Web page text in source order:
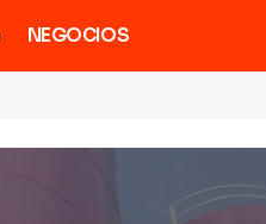
NEGOCIOS